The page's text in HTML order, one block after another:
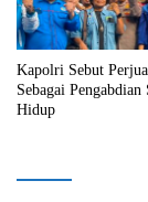
Kapolri Sebut
Sebagai Pengabdian
Hidup